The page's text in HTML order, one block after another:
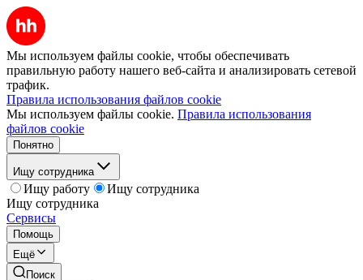
Мы используем файлы cookie, чтобы обеспечивать
правильную работу нашего веб-сайта и анализировать сетевой
трафик.
Правила использования файлов cookie
Мы используем файлы cookie. Правила использования
файлов cookie
Понятно
Ищу сотрудника
Ищу работу
Ищу сотрудника
Ищу сотрудника
Сервисы
Помощь
Ещё
Поиск